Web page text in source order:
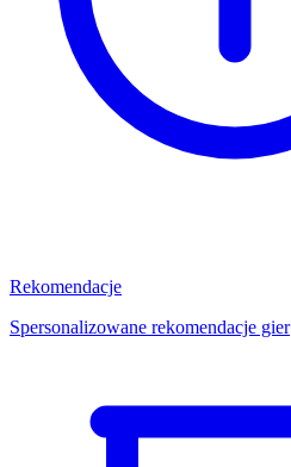
Rekomendacje
Spersonalizowane rekomendacje gier